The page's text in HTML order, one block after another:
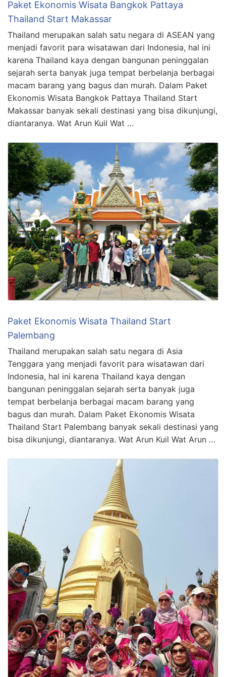
Paket Ekonomis Wisata Bangkok Pattaya
Thailand Start Makassar
Thailand merupakan salah satu negara di ASEAN yang
menjadi favorit para wisatawan dari Indonesia, hal ini
karena Thailand kaya dengan bangunan peninggalan
sejarah serta banyak juga tempat berbelanja berbagai
macam barang yang bagus dan murah. Dalam Paket
Ekonomis Wisata Bangkok Pattaya Thailand Start
Makassar banyak sekali destinasi yang bisa dikunjungi,
diantaranya. Wat Arun Kuil Wat …
Paket Ekonomis Wisata Thailand Start
Palembang
Thailand merupakan salah satu negara di Asia
Tenggara yang menjadi favorit para wisatawan dari
Indonesia, hal ini karena Thailand kaya dengan
bangunan peninggalan sejarah serta banyak juga
tempat berbelanja berbagai macam barang yang
bagus dan murah. Dalam Paket Ekonomis Wisata
Thailand Start Palembang banyak sekali destinasi yang
bisa dikunjungi, diantaranya. Wat Arun Kuil Wat Arun …